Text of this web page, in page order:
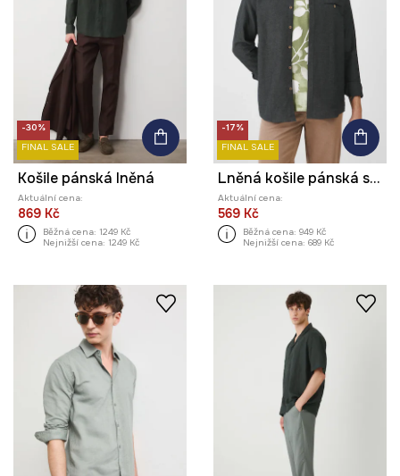
-30%
FINAL SALE
Košile pánská lněná
Aktuální cena:
869 Kč
Běžná cena: 1249 Kč
Nejnižší cena: 1249 Kč
-17%
FINAL SALE
Lněná košile pánská s límcem button-down zelená barva
Aktuální cena:
569 Kč
Běžná cena: 949 Kč
Nejnižší cena: 689 Kč